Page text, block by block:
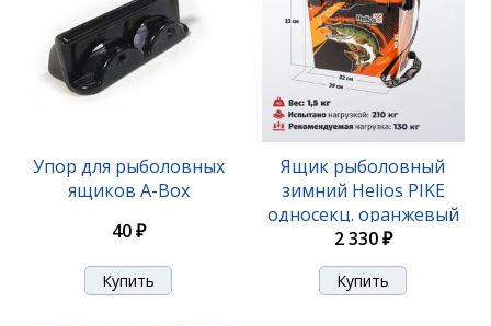
Упор для рыболовных
ящиков A-Box
40 ₽
Ящик рыболовный
зимний Helios PIKE
односекц. оранжевый
(HS-IML-19-O-1)
2 330 ₽